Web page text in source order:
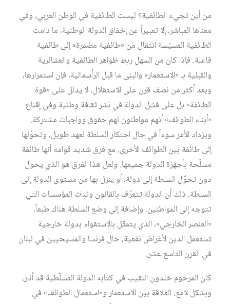
من أين تجيء الطائفية؟ ليست الطائفية في الوطن العربي، وفي
معناها المباشر، إلا تعبيراً عن إخفاق الدولة الوطنية، ما دامت
الطائفية المسيّسة انتقال من «طائفية مضمرة» إلى طائفية
فاعلة. فإذا كان من السهل ربط ظواهر الطائفية والعشائرية
والقبلية بـ «الاستعمار» والبنى ما قبل الرأسمالية، فإن استمرارها،
وبعد أكثر من نصف قرن على الاستقلال، لا يدلل على «قوة
الطائفة» بل على فشل الدولة في نشر ثقافة وطنية وفي إقناع
«أبناء الطوائف» أنهم مواطنون لهم حقوق وواجبات مشتركة.
ويزداد الأمر سوءاً في حال احتكار السلطة لعهد طويل، وتحوّلها
إلى طائفة بين الطوائف الأخرى، مع فرق شديد قوامه أنها طائفة
مسلّحة بأجهزة الدولة جميعها. ولعل هذا الفرق هو الذي يحول
دون تحوّل السلطة إلى دولة، أو ينزل بها من مستوى الدولة إلى
السلطة، ذلك أن الدولة تتعرّف بالقانون وثبات المؤسسات التي
تتوجه إلى المواطنين. وإضافة إلى وضع السلطة هناك طبعاً،
«العنصر الخارجي»، الذي يتمثّل بالاستقواء بدولة خارجية
تستعمل الدين لأغراض نفعية، حال فرنسا والمسيحيين في لبنان
في القرن التاسع عشر.
كان المرحوم خلدون النقيب في كتابه الدولة التسلّطية قد أنار،
وبشكل لامع، العلاقة بين الاستعمار و«استعمال الطوائف» في